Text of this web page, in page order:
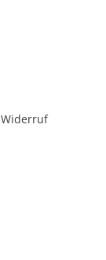
Widerruf